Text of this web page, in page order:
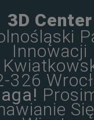
3D Center
Innowacji
326